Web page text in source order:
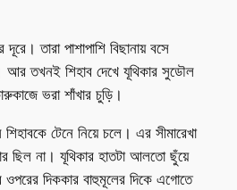
দূরে। তারা পাশাপাশি বিছানায় বসে
আর তখনই শিহাব দেখে যূথিকার সুডৌল
ভরা শাঁখার চুড়ি।
টেনে নিয়ে চলে। এর সীমারেখা
ছিল না। যূথিকার হাতটা আলতো ছুঁয়ে
দিককার বাহুমূলের দিকে এগোতে